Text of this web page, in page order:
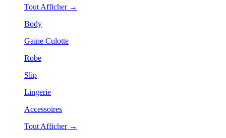
Tout Afficher →
Body
Gaine Culotte
Robe
Slip
Lingerie
Accessoires
Tout Afficher →